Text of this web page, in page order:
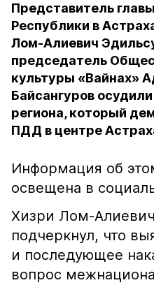
Представитель
Республики в
Лом-Алиевич
председатель
культуры «Вайнах»
Байсангуров
региона, который
ПДД в центре
Информация об
освещена в
Хизри Лом-
подчеркнул, что
и последующее
вопрос